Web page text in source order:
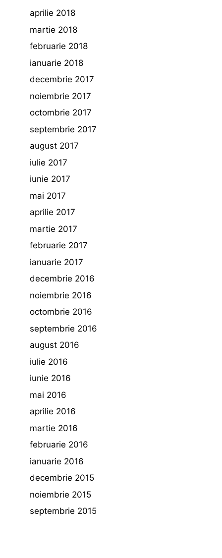
aprilie 2018
martie 2018
februarie 2018
ianuarie 2018
decembrie 2017
noiembrie 2017
octombrie 2017
septembrie 2017
august 2017
iulie 2017
iunie 2017
mai 2017
aprilie 2017
martie 2017
februarie 2017
ianuarie 2017
decembrie 2016
noiembrie 2016
octombrie 2016
septembrie 2016
august 2016
iulie 2016
iunie 2016
mai 2016
aprilie 2016
martie 2016
februarie 2016
ianuarie 2016
decembrie 2015
noiembrie 2015
septembrie 2015